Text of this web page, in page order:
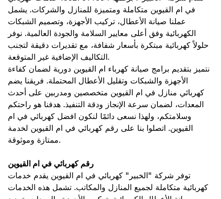
في ام القيوين متكاملة ومتميزة للمنازل والشركات. يشمل
عملنا صيانة الأعطال، تركيب الأجهزة، وتصميم الشبكات
الكهربائية وفق أعلى معايير السلامة والجودة العالمية. نوفر
حلولاً كهربائية مبتكرة بأسعار شفافة، مع تقديرات دقيقة لتجنب
التكاليف الإضافية غير المتوقعة.
نتميز بتقديم برامج صيانة كهرباء ام القيوين دورية لضمان كفاءة
الأجهزة والشبكات وتقليل الأعطال المحتملة. فريقنا يضم
كهربائي منازل في ام القيوين متخصصين ومدربين على أحدث
المعدات، لضمان سرعة الإنجاز ودقة التنفيذ. هدفنا هو راحتكم
وسلامتكم، ولهذا نسعى دائمًا لنكون افضل كهربائي في ام
القيوين. اتصلوا بنا على رقم كهربائي في ام القيوين لخدمة
ممتازة وموثوقة.
رقم كهربائي في ام القيوين
توفر شركة "الخبير" كهربائي في ام القيوين يقدم خدمات
كهربائية متكاملة لجميع المنازل والمكاتب. تشمل هذه الخدمات